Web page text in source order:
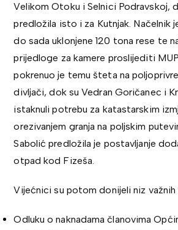
Velikom Otoku i Selnici Podravskoj,
predložila isto i za Kutnjak. Načelnik
do sada uklonjene 120 tona rese te
prijedloge za kamere proslijediti
pokrenuo je temu šteta na
divljači, dok su Vedran Goričanec i
istaknuli potrebu za katastarskim
orezivanjem granja na poljskim
Sabolić predložila je postavljanje
otpad kod Fizeša.
Vijećnici su potom donijeli niz važnih
Odluku o naknadama članovima